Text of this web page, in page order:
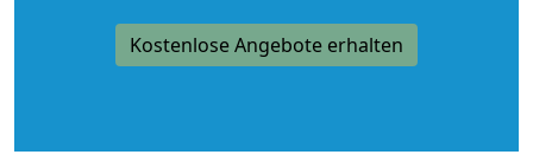
Kostenlose Angebote erhalten